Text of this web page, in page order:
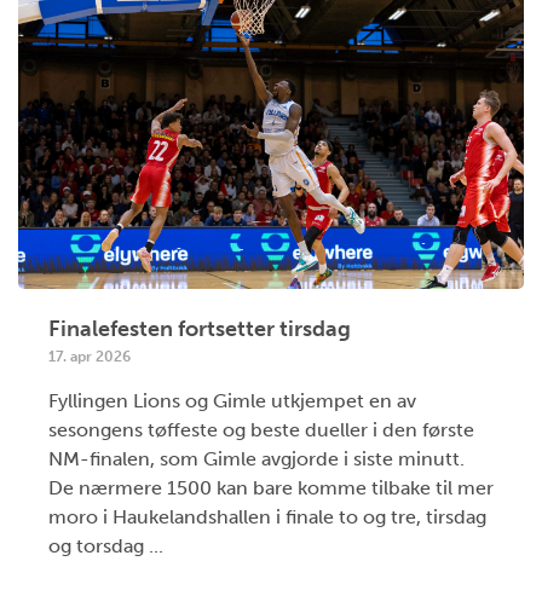
Finalefesten fortsetter tirsdag
17. apr 2026
Fyllingen Lions og Gimle utkjempet en av
sesongens tøffeste og beste dueller i den første
NM-finalen, som Gimle avgjorde i siste minutt.
De nærmere 1500 kan bare komme tilbake til mer
moro i Haukelandshallen i finale to og tre, tirsdag
og torsdag ...